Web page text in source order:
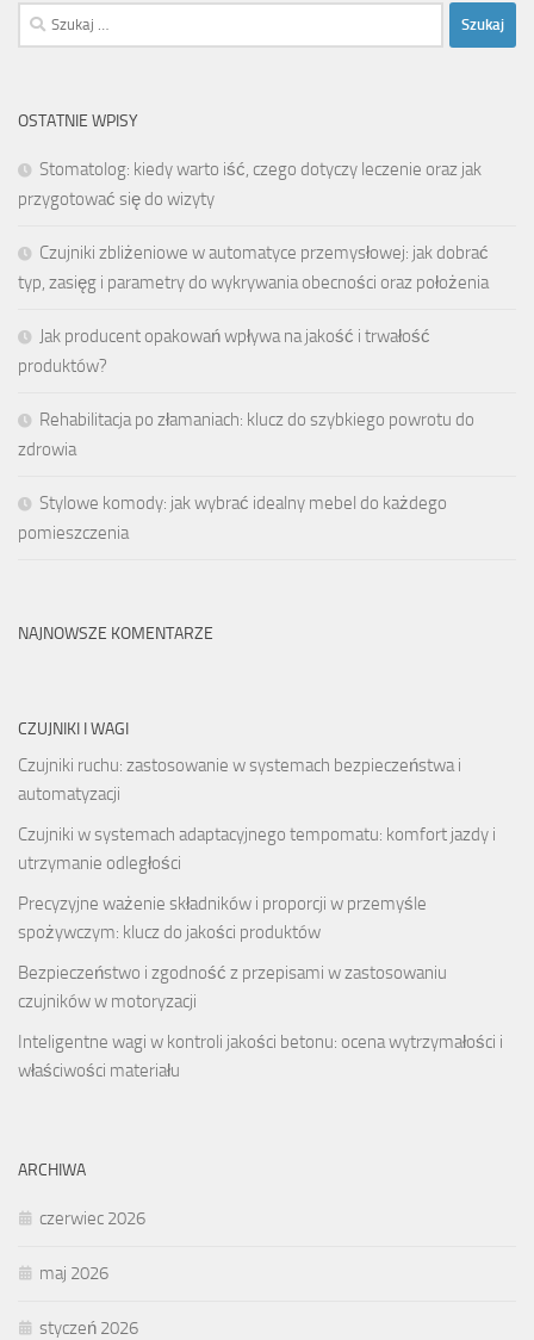
Szukaj:
OSTATNIE WPISY
Stomatolog: kiedy warto iść, czego dotyczy leczenie oraz jak
przygotować się do wizyty
Czujniki zbliżeniowe w automatyce przemysłowej: jak dobrać
typ, zasięg i parametry do wykrywania obecności oraz położenia
Jak producent opakowań wpływa na jakość i trwałość
produktów?
Rehabilitacja po złamaniach: klucz do szybkiego powrotu do
zdrowia
Stylowe komody: jak wybrać idealny mebel do każdego
pomieszczenia
NAJNOWSZE KOMENTARZE
CZUJNIKI I WAGI
Czujniki ruchu: zastosowanie w systemach bezpieczeństwa i
automatyzacji
Czujniki w systemach adaptacyjnego tempomatu: komfort jazdy i
utrzymanie odległości
Precyzyjne ważenie składników i proporcji w przemyśle
spożywczym: klucz do jakości produktów
Bezpieczeństwo i zgodność z przepisami w zastosowaniu
czujników w motoryzacji
Inteligentne wagi w kontroli jakości betonu: ocena wytrzymałości i
właściwości materiału
ARCHIWA
czerwiec 2026
maj 2026
styczeń 2026